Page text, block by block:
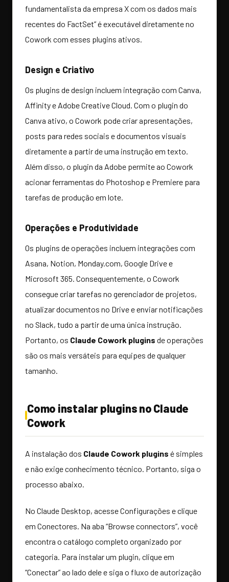
fundamentalista da empresa X com os dados mais
recentes do FactSet” é executável diretamente no
Cowork com esses plugins ativos.
Design e Criativo
Os plugins de design incluem integração com Canva,
Affinity e Adobe Creative Cloud. Com o plugin do
Canva ativo, o Cowork pode criar apresentações,
posts para redes sociais e documentos visuais
diretamente a partir de uma instrução em texto.
Além disso, o plugin da Adobe permite ao Cowork
acionar ferramentas do Photoshop e Premiere para
tarefas de produção em lote.
Operações e Produtividade
Os plugins de operações incluem integrações com
Asana, Notion, Monday.com, Google Drive e
Microsoft 365. Consequentemente, o Cowork
consegue criar tarefas no gerenciador de projetos,
atualizar documentos no Drive e enviar notificações
no Slack, tudo a partir de uma única instrução.
Portanto, os Claude Cowork plugins de operações
são os mais versáteis para equipes de qualquer
tamanho.
Como instalar plugins no Claude
Cowork
A instalação dos Claude Cowork plugins é simples
e não exige conhecimento técnico. Portanto, siga o
processo abaixo.
No Claude Desktop, acesse Configurações e clique
em Conectores. Na aba “Browse connectors”, você
encontra o catálogo completo organizado por
categoria. Para instalar um plugin, clique em
“Conectar” ao lado dele e siga o fluxo de autorização